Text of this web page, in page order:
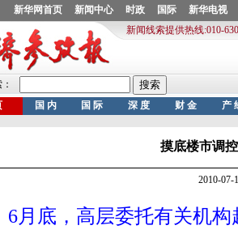
摸底楼市调
2010-
6月底，高层委托有关机